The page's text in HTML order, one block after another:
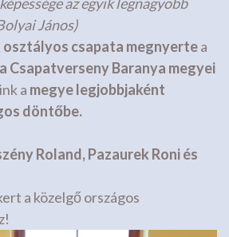
János)
csapata megnyertea
CsapatversenyBaranya megyei
a megye legjobbjaként
döntőbe.
Roland, Pazaurek Roni és
a közelgő országos